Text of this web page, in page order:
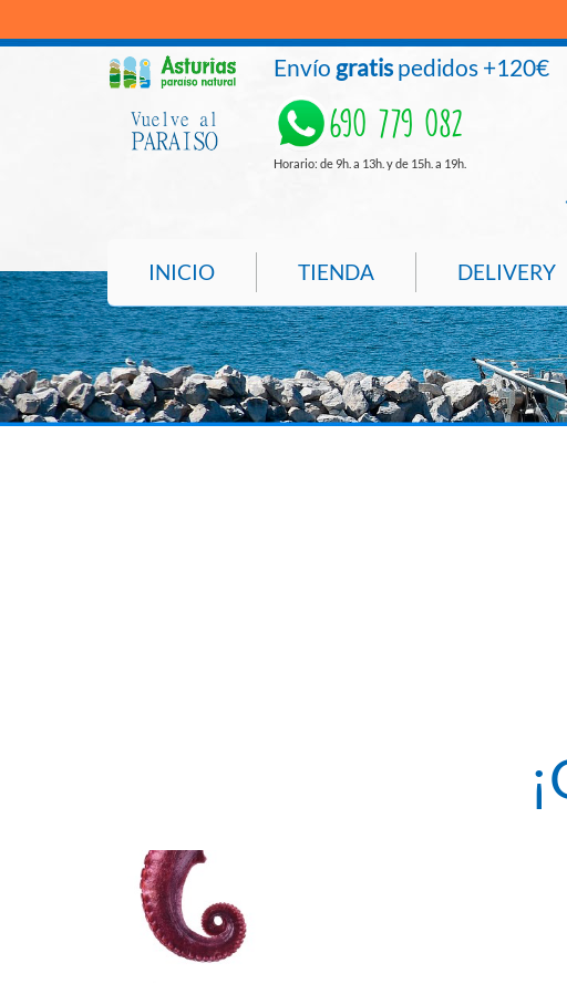
Envío gratispedidos +120€
690 779 082
Horario: de 9h. a 13h. y de 15h. a 19h.
INICIO TIENDA DELIVERY